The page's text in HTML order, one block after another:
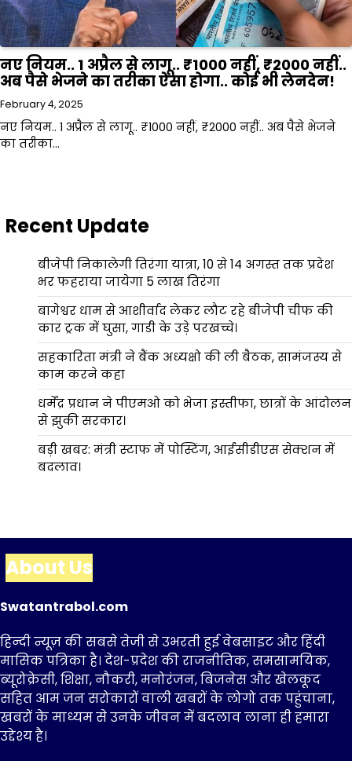
नए नियम.. 1 अप्रैल से लागू.. ₹1000 नहीं, ₹2000 नहीं..
अब पैसे भेजने का तरीका ऐसा होगा.. कोई भी लेनदेन!
February 4, 2025
नए नियम.. 1 अप्रैल से लागू.. ₹1000 नहीं, ₹2000 नहीं.. अब पैसे भेजने
का तरीका…
Recent Update
बीजेपी निकालेगी तिरंगा यात्रा, 10 से 14 अगस्त तक प्रदेश
भर फहराया जायेगा 5 लाख तिरंगा
बागेश्वर धाम से आशीर्वाद लेकर लौट रहे बीजेपी चीफ की
कार ट्रक में घुसा, गाडी के उड़े परखच्चे।
सहकारिता मंत्री ने बैंक अध्यक्षो की ली बैठक, सामंजस्य से
काम करने कहा
धर्मेंद्र प्रधान ने पीएमओ को भेजा इस्तीफा, छात्रों के आंदोलन
से झुकी सरकार।
बड़ी खबर: मंत्री स्टाफ में पोस्टिंग, आईसीडीएस सेक्शन में
बदलाव।
About Us
Swatantrabol.com
हिन्दी न्यूज़ की सबसे तेजी से उभरती हुई वेबसाइट और हिंदी
मासिक पत्रिका है। देश-प्रदेश की राजनीतिक, समसामयिक,
ब्यूरोक्रेसी, शिक्षा, नौकरी, मनोरंजन, बिजनेस और खेलकूद
सहित आम जन सरोकारों वाली खबरों के लोगो तक पहुंचाना,
खबरों के माध्यम से उनके जीवन में बदलाव लाना ही हमारा
उद्देश्य है।